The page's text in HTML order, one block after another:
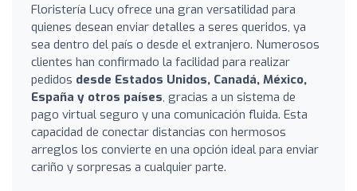
Floristería Lucy ofrece una gran versatilidad para
quienes desean enviar detalles a seres queridos, ya
sea dentro del país o desde el extranjero. Numerosos
clientes han confirmado la facilidad para realizar
pedidos desde Estados Unidos, Canadá, México,
España y otros países, gracias a un sistema de
pago virtual seguro y una comunicación fluida. Esta
capacidad de conectar distancias con hermosos
arreglos los convierte en una opción ideal para enviar
cariño y sorpresas a cualquier parte.